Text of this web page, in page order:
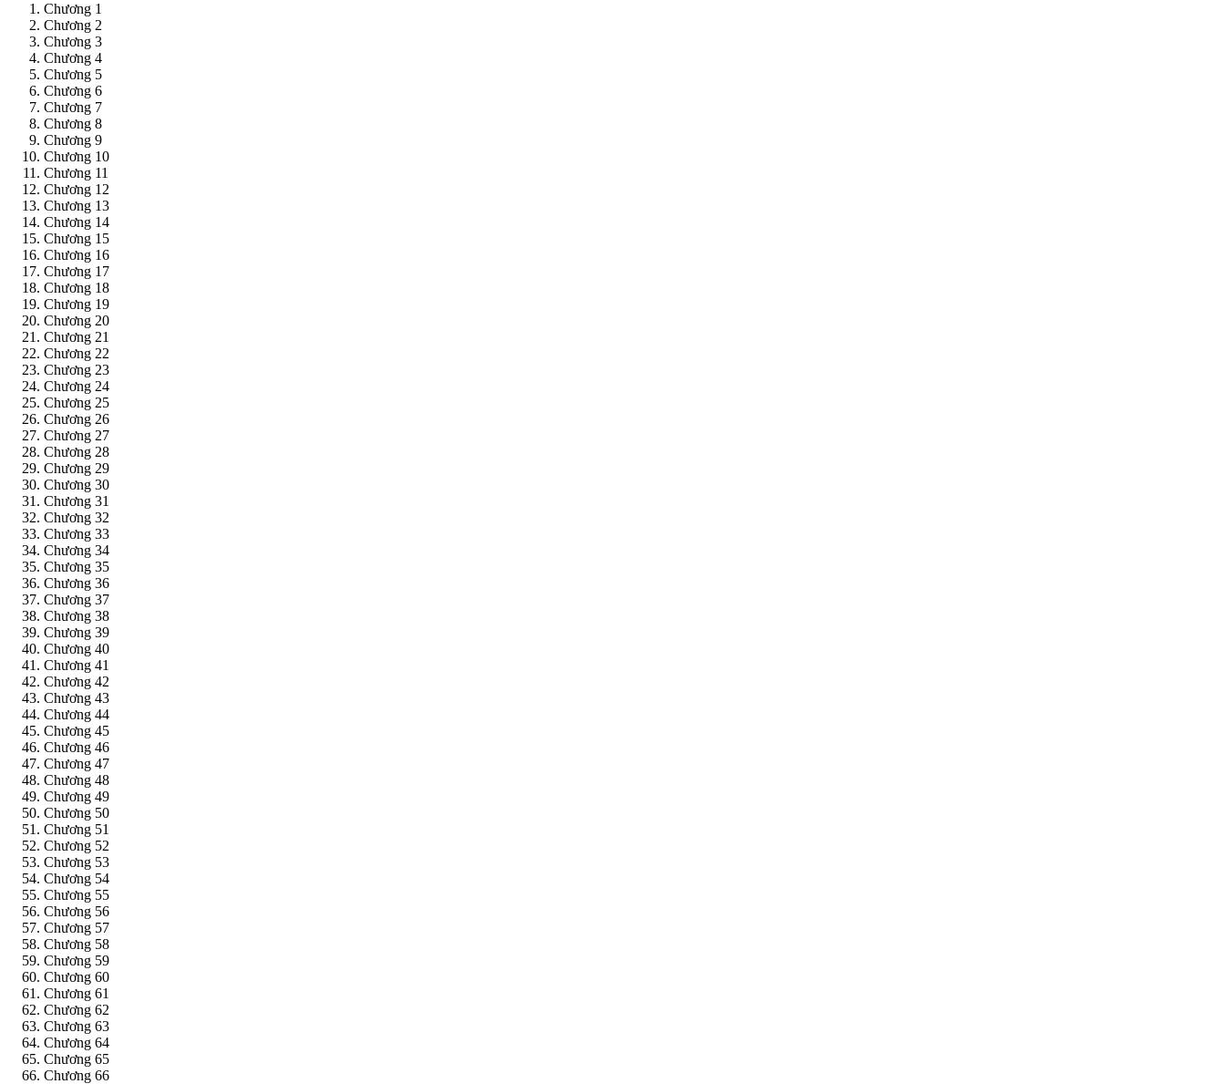
Chương 1
Chương 2
Chương 3
Chương 4
Chương 5
Chương 6
Chương 7
Chương 8
Chương 9
Chương 10
Chương 11
Chương 12
Chương 13
Chương 14
Chương 15
Chương 16
Chương 17
Chương 18
Chương 19
Chương 20
Chương 21
Chương 22
Chương 23
Chương 24
Chương 25
Chương 26
Chương 27
Chương 28
Chương 29
Chương 30
Chương 31
Chương 32
Chương 33
Chương 34
Chương 35
Chương 36
Chương 37
Chương 38
Chương 39
Chương 40
Chương 41
Chương 42
Chương 43
Chương 44
Chương 45
Chương 46
Chương 47
Chương 48
Chương 49
Chương 50
Chương 51
Chương 52
Chương 53
Chương 54
Chương 55
Chương 56
Chương 57
Chương 58
Chương 59
Chương 60
Chương 61
Chương 62
Chương 63
Chương 64
Chương 65
Chương 66